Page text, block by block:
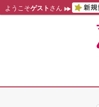
ようこそゲスト さん